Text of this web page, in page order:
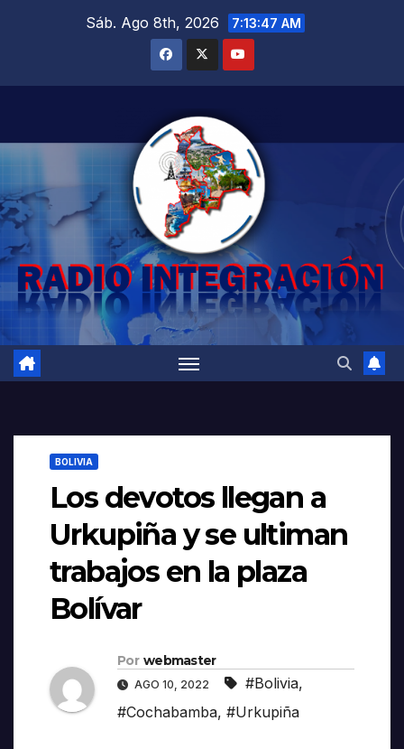
Sáb. Ago 8th, 2026 7:13:48 AM
BOLIVIA
Los devotos llegan a
Urkupiña y se ultiman
trabajos en la plaza
Bolívar
Por webmaster
AGO 10, 2022 #Bolivia,
#Cochabamba, #Urkupiña